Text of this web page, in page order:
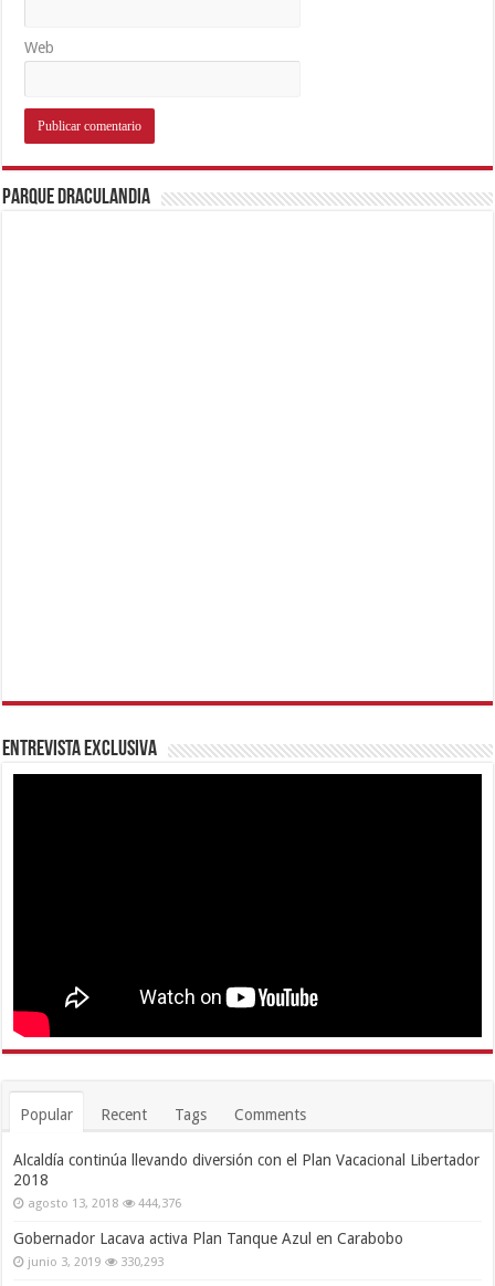
Web
Parque Draculandia
Entrevista Exclusiva
Popular Recent Tags Comments
Alcaldía continúa llevando diversión con el Plan Vacacional Libertador
2018
agosto 13, 2018 444,376
Gobernador Lacava activa Plan Tanque Azul en Carabobo
junio 3, 2019 330,293